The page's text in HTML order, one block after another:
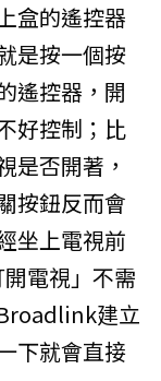
盒的遙控器
是按一個按
遙控器，開
好控制；比
是否開著，
按鈕反而會
坐上電視前
電視」不需
建立
下就會直接